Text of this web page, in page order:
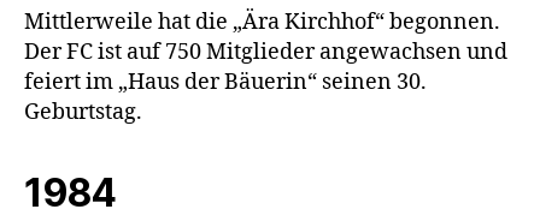
Mittlerweile hat die „Ära Kirchhof“ begonnen.
Der FC ist auf 750 Mitglieder angewachsen und
feiert im „Haus der Bäuerin“ seinen 30.
Geburtstag.
1984